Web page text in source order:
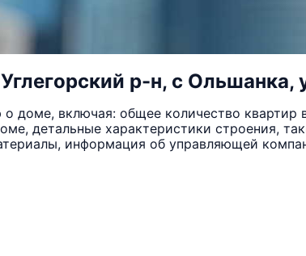
р-н, с Ольшанка,
доме, включая: общее количество квартир
детальные характеристики строения,
информация об управляющей